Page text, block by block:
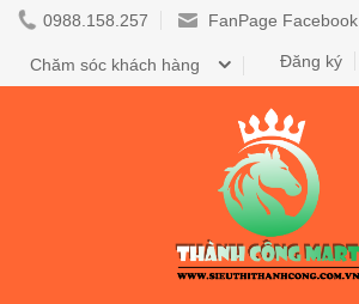
0988.158.257 FanPage Facebook
Đăng ký
Chăm sóc khách hàng